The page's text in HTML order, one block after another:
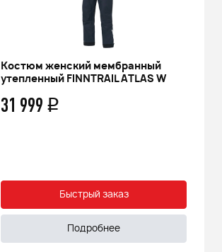
Костюм женский мембранный
утепленный FINNTRAIL ATLAS W
31 999 q
Быстрый заказ
Подробнее